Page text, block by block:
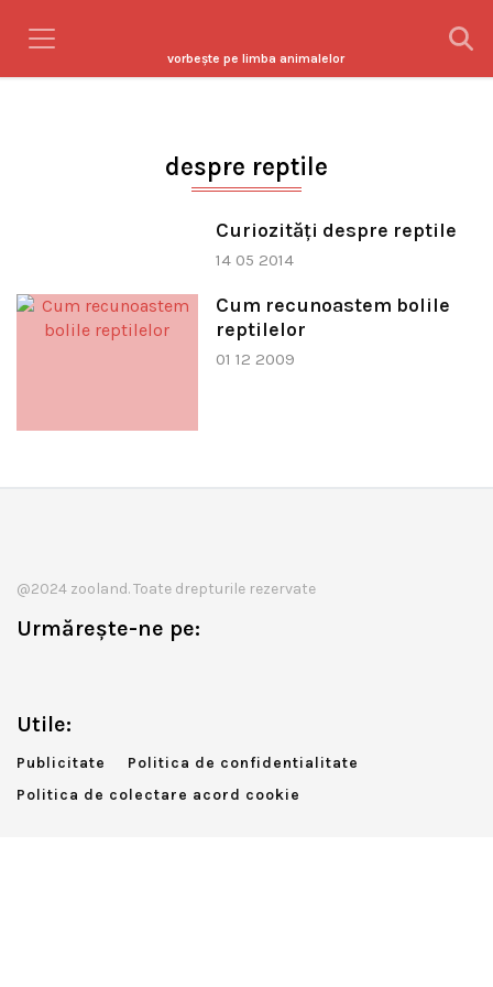
vorbeşte pe limba animalelor
despre reptile
Curiozităţi despre reptile
14 05 2014
Cum recunoastem bolile
reptilelor
01 12 2009
@2024 zooland. Toate drepturile rezervate
Urmărește-ne pe:
Utile:
Publicitate
Politica de confidentialitate
Politica de colectare acord cookie